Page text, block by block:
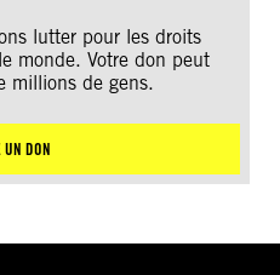
lutter pour les droits
monde. Votre don peut
millions de gens.
UN DON